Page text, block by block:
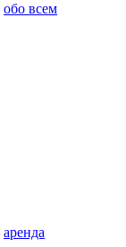
обо всем
аренда